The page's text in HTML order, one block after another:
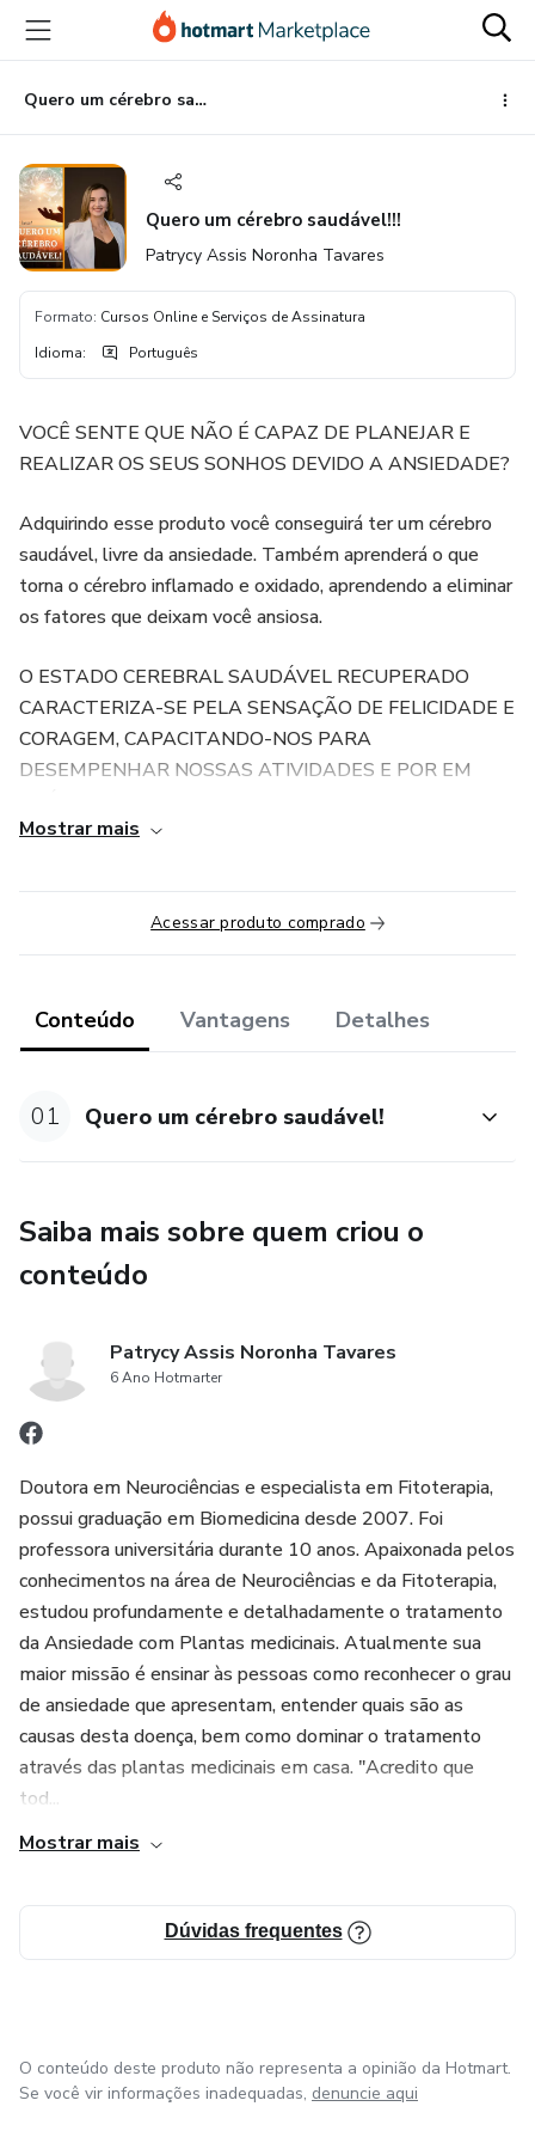
para
conteúdo
principal
para
pagamento
para
rodapé
Quero um cérebro saudável!!!
Quero um cérebro saudável!!!
Patrycy Assis Noronha Tavares
Formato: Cursos Online e Serviços de Assinatura
Idioma: Português
VOCÊ SENTE QUE NÃO É CAPAZ DE PLANEJAR E
REALIZAR OS SEUS SONHOS DEVIDO A ANSIEDADE?
Adquirindo esse produto você conseguirá ter um cérebro
saudável, livre da ansiedade. Também aprenderá o que
torna o cérebro inflamado e oxidado, aprendendo a eliminar
os fatores que deixam você ansiosa.
O ESTADO CEREBRAL SAUDÁVEL RECUPERADO
CARACTERIZA-SE PELA SENSAÇÃO DE FELICIDADE E
CORAGEM, CAPACITANDO-NOS PARA
DESEMPENHAR NOSSAS ATIVIDADES E POR EM
essa próxima semana. Fique livre da ansiedade e tenha um
cérebro saudável!
Mostrar mais
Acessar produto comprado
Conteúdo Vantagens Detalhes
01 Quero um cérebro saudável!
Saiba mais sobre quem criou o
conteúdo
Patrycy Assis Noronha Tavares
6 Ano Hotmarter
Doutora em Neurociências e especialista em Fitoterapia,
possui graduação em Biomedicina desde 2007. Foi
professora universitária durante 10 anos. Apaixonada pelos
conhecimentos na área de Neurociências e da Fitoterapia,
estudou profundamente e detalhadamente o tratamento
da Ansiedade com Plantas medicinais. Atualmente sua
maior missão é ensinar às pessoas como reconhecer o grau
de ansiedade que apresentam, entender quais são as
causas desta doença, bem como dominar o tratamento
através das plantas medicinais em casa. "Acredito que
tod...
Mostrar mais
Dúvidas frequentes
O conteúdo deste produto não representa a opinião da Hotmart.
Se você vir informações inadequadas, denuncie aqui